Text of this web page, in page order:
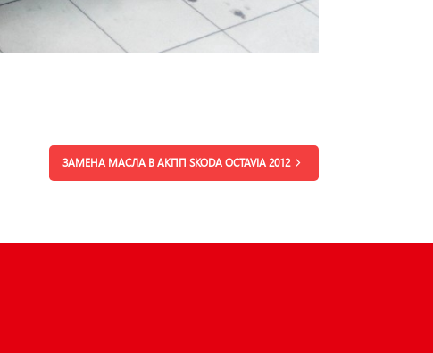
ЗАМЕНА МАСЛА В АКПП SKODA OCTAVIA 2012